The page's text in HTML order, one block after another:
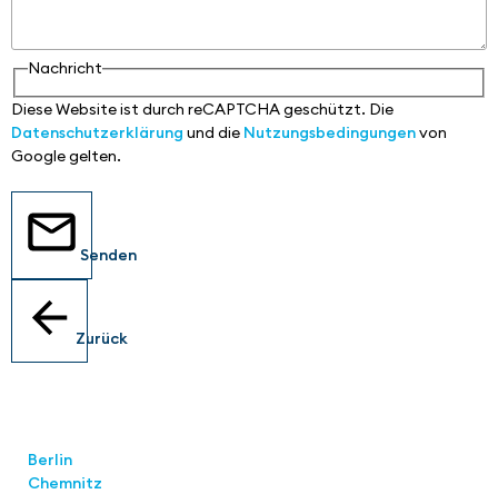
Nachricht
Diese Website ist durch reCAPTCHA geschützt. Die
Datenschutzerklärung und die Nutzungsbedingungenvon
Google gelten.
Senden
Zurück
Berlin
Chemnitz